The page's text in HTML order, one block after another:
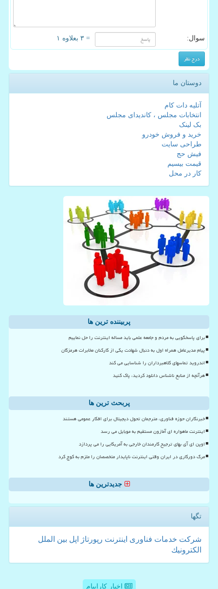
سوال: = ۳ بعلاوه ۱
دوستان ما
آتلیه دات کام
انتخابات مجلس ، کاندیدای مجلس
بک لینک
خرید و فروش خودرو
طراحی سایت
فیش حج
قیمت بیسیم
کار در محل
پربیننده ترین ها
برای پاسخگویی به مردم و جامعه علمی باید مساله اینترنت را حل نماییم
پیام مدیرعامل همراه اول به دنبال شهادت یکی از کارکنان مخابرات هرمزگان
اندروید تماسهای کلاهبرداران را شناسایی می کند
هرآنچه از منابع ناشناس دانلود کردید، پاک کنید
پربحث ترین ها
خبرنگاران حوزه فناوری، مترجمان تحول دیجیتال برای افکار عمومی هستند
اینترنت ماهواره ای آمازون مستقیم به موبایل می رسد
اوپن ای آی بهای ترجیح کارمندان خارجی به آمریکایی را می پردازد
مرگ دورکاری در ایران وقتی اینترنت ناپایدار متخصصان را ملزم به کوچ کرد
جدیدترین ها
تگها
شركت خدمات فناوری اینترنت رپورتاژ اپل بین الملل
الكترونیك
اخبار کاراپیام